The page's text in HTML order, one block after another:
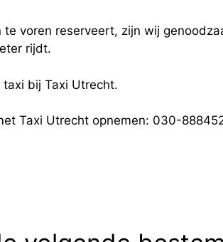
te voren reserveert, zijn wij
rijdt.
bij Taxi Utrecht.
Taxi Utrecht opnemen: 030-